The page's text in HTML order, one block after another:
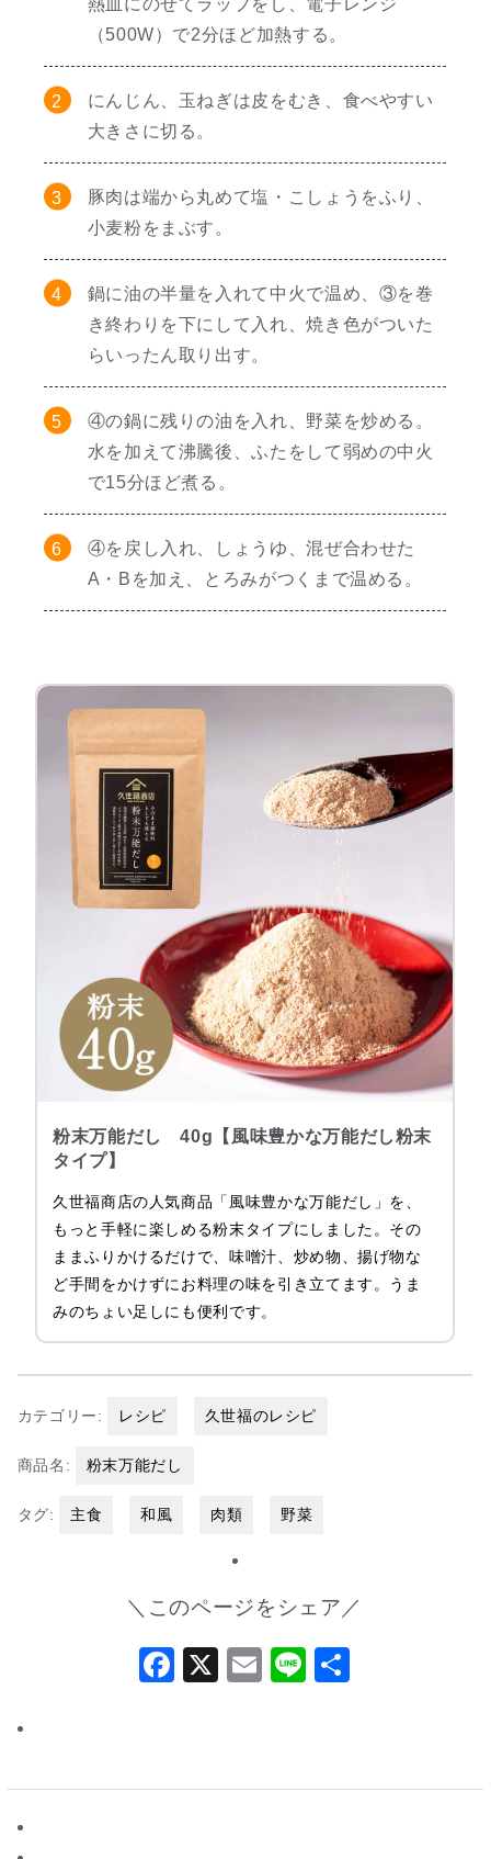
（500W）で2分ほど加熱する。
にんじん、玉ねぎは皮をむき、食べやすい
大きさに切る。
豚肉は端から丸めて塩・こしょうをふり、
小麦粉をまぶす。
鍋に油の半量を入れて中火で温め、③を巻
き終わりを下にして入れ、焼き色がついた
らいったん取り出す。
④の鍋に残りの油を入れ、野菜を炒める。
水を加えて沸騰後、ふたをして弱めの中火
で15分ほど煮る。
④を戻し入れ、しょうゆ、混ぜ合わせた
A・Bを加え、とろみがつくまで温める。
粉末万能だし 40g【風味豊かな万能だし粉末
タイプ】
久世福商店の人気商品「風味豊かな万能だし」を、
もっと手軽に楽しめる粉末タイプにしました。その
ままふりかけるだけで、味噌汁、炒め物、揚げ物な
ど手間をかけずにお料理の味を引き立てます。うま
みのちょい足しにも便利です。
カテゴリー: レシピ 久世福のレシピ
商品名: 粉末万能だし
タグ: 主食 和風 肉類 野菜
＼このページをシェア／
Facebook
X Email
Line